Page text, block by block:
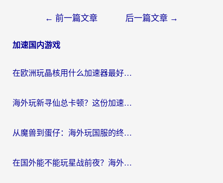
导
← 前一篇文章 后一篇文章 →
加速国内游戏
在欧洲玩晶核用什么加速器最好呢？一个老玩家的真心话
海外玩新寻仙总卡顿？这份加速器选择指南让你秒回国服流畅体验
从魔兽到蛋仔：海外玩国服的终极加速指南，找到你的专属高速通道
在国外能不能玩星战前夜？海外党国服游戏不卡顿的秘密武器在这里